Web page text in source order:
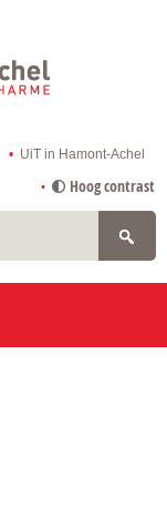
UiT in Hamont-Achel
Hoog contrast